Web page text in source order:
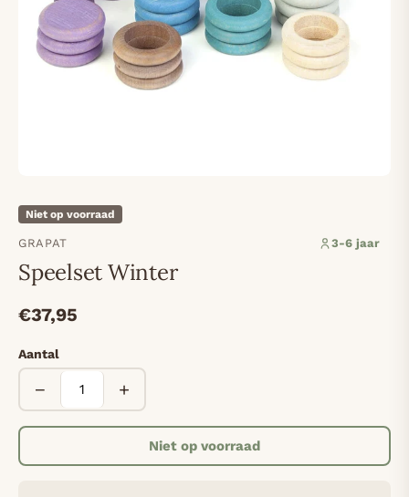
Niet op voorraad
GRAPAT 3-6 jaar
Speelset Winter
€37,95
Aantal
− +
Niet op voorraad